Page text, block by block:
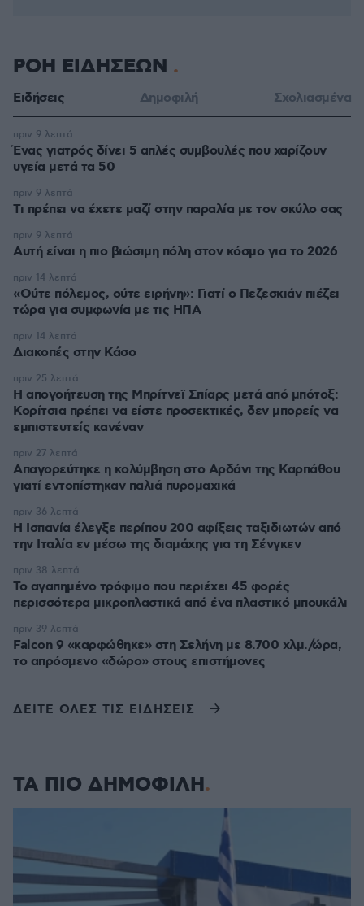
ΡΟΗ ΕΙΔΗΣΕΩΝ
Ειδήσεις Δημοφιλή Σχολιασμένα
Ένας γιατρός δίνει 5 απλές συμβουλές που χαρίζουν
υγεία μετά τα 50
πριν 9 λεπτά
Τι πρέπει να έχετε μαζί στην παραλία με τον σκύλο σας
πριν 9 λεπτά
Αυτή είναι η πιο βιώσιμη πόλη στον κόσμο για το 2026
πριν 9 λεπτά
«Ούτε πόλεμος, ούτε ειρήνη»: Γιατί ο Πεζεσκιάν πιέζει
τώρα για συμφωνία με τις ΗΠΑ
πριν 14 λεπτά
Διακοπές στην Κάσο
πριν 14 λεπτά
Η απογοήτευση της Μπρίτνεϊ Σπίαρς μετά από μπότοξ:
Κορίτσια πρέπει να είστε προσεκτικές, δεν μπορείς να
εμπιστευτείς κανέναν
πριν 25 λεπτά
Απαγορεύτηκε η κολύμβηση στο Αρδάνι της Καρπάθου
γιατί εντοπίστηκαν παλιά πυρομαχικά
πριν 27 λεπτά
Η Ισπανία έλεγξε περίπου 200 αφίξεις ταξιδιωτών από
την Ιταλία εν μέσω της διαμάχης για τη Σένγκεν
πριν 36 λεπτά
Το αγαπημένο τρόφιμο που περιέχει 45 φορές
περισσότερα μικροπλαστικά από ένα πλαστικό μπουκάλι
πριν 38 λεπτά
Falcon 9 «καρφώθηκε» στη Σελήνη με 8.700 χλμ./ώρα,
το απρόσμενο «δώρο» στους επιστήμονες
πριν 39 λεπτά
ΔΕΙΤΕ ΟΛΕΣ ΤΙΣ ΕΙΔΗΣΕΙΣ
ΤΑ ΠΙΟ ΔΗΜΟΦΙΛΗ